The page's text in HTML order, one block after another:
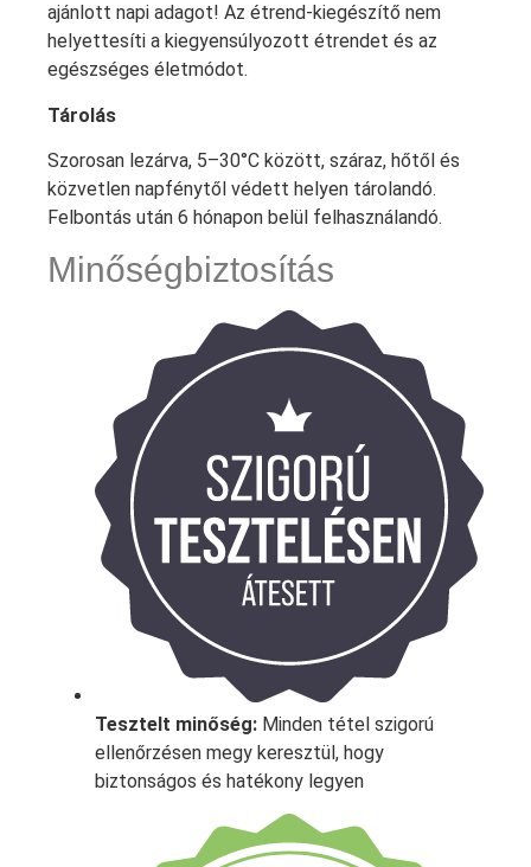
ajánlott napi adagot! Az étrend-kiegészítő nem
helyettesíti a kiegyensúlyozott étrendet és az
egészséges életmódot.
Tárolás
Szorosan lezárva, 5–30°C között, száraz, hőtől és
közvetlen napfénytől védett helyen tárolandó.
Felbontás után 6 hónapon belül felhasználandó.
Minőségbiztosítás
Tesztelt minőség: Minden tétel szigorú
ellenőrzésen megy keresztül, hogy
biztonságos és hatékony legyen